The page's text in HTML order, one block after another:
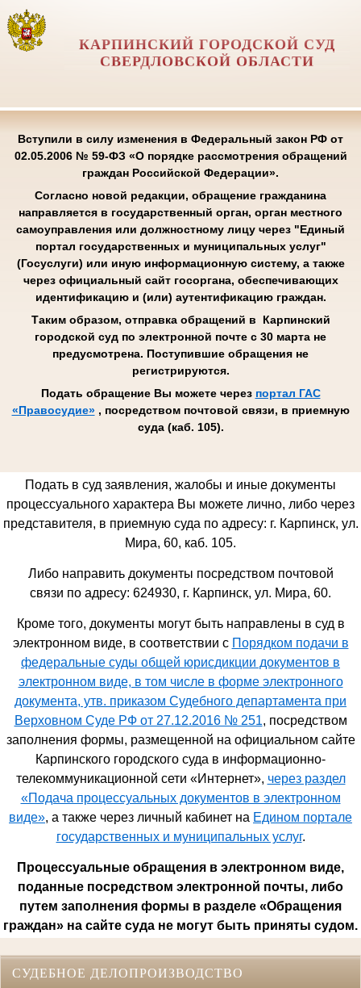
КАРПИНСКИЙ ГОРОДСКОЙ СУД
СВЕРДЛОВСКОЙ ОБЛАСТИ
Вступили в силу изменения в Федеральный закон РФ от
02.05.2006 № 59-ФЗ «О порядке рассмотрения обращений
граждан Российской Федерации».
Согласно новой редакции, обращение гражданина
направляется в государственный орган, орган местного
самоуправления или должностному лицу через "Единый
портал государственных и муниципальных услуг"
(Госуслуги) или иную информационную систему, а также
через официальный сайт госоргана, обеспечивающих
идентификацию и (или) аутентификацию граждан.
Таким образом, отправка обращений в Карпинский
городской суд по электронной почте с 30 марта не
предусмотрена. Поступившие обращения не
регистрируются.
Подать обращение Вы можете через портал ГАС
«Правосудие», посредством почтовой связи, в приемную
суда (каб. 105).
Подать в суд заявления, жалобы и иные документы
процессуального характера Вы можете лично, либо через
представителя, в приемную суда по адресу: г. Карпинск, ул.
Мира, 60, каб. 105.
Либо направить документы посредством почтовой
связи по адресу: 624930, г. Карпинск, ул. Мира, 60.
Кроме того, документы могут быть направлены в суд в
электронном виде, в соответствии с Порядком подачи в
федеральные суды общей юрисдикции документов в
электронном виде, в том числе в форме электронного
документа, утв. приказом Судебного департамента при
Верховном Суде РФ от 27.12.2016 № 251, посредством
заполнения формы, размещенной на официальном сайте
Карпинского городского суда в информационно-
телекоммуникационной сети «Интернет», через раздел
«Подача процессуальных документов в электронном
виде», а также через личный кабинет на Едином портале
государственных и муниципальных услуг.
Процессуальные обращения в электронном виде,
поданные посредством электронной почты, либо
путем заполнения формы в разделе «Обращения
граждан» на сайте суда не могут быть приняты судом.
СУДЕБНОЕ ДЕЛОПРОИЗВОДСТВО